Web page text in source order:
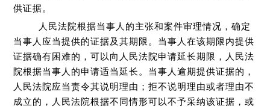
供证据。
人民法院根据当事人的主张和案件审理情况，确定
当事人应当提供的证据及其期限。当事人在该期限内提供
证据确有困难的，可以向人民法院申请延长期限，人民法
院根据当事人的申请适当延长。当事人逾期提供证据的，
人民法院应当责令其说明理由；拒不说明理由或者理由不
成立的，人民法院根据不同情形可以不予采纳该证据，或